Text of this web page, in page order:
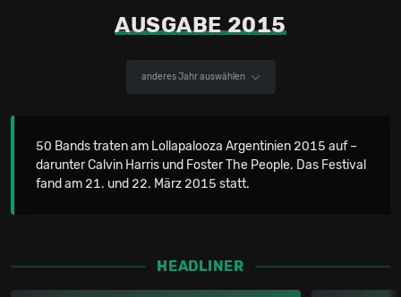
AUSGABE 2015
anderes Jahr auswählen
50 Bands traten am Lollapalooza Argentinien 2015 auf –
darunter Calvin Harris und Foster The People. Das Festival
fand am 21. und 22. März 2015 statt.
HEADLINER